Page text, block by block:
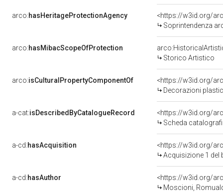
arco:hasHeritageProtectionAgency
<https://w3id.org/
Soprintendenza
arco:hasMibacScopeOfProtection
Storico Artistico
arco:isCulturalPropertyComponentOf
<https://w3id.org/
Decorazioni plastiche - Stucchi (positivo,
a-cat:isDescribedByCatalogueRecord
<https://w3id.org/
Scheda
a-cd:hasAcquisition
<https://w3id.org/
Acquisizione 1 del
a-cd:hasAuthor
<https://w3id.org/
Moscioni,